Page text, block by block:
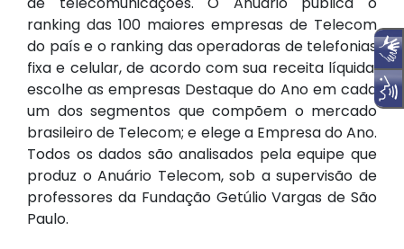
ranking das 100 maiores empresas de Telecom
do país e o ranking das operadoras de telefonias
fixa e celular, de acordo com sua receita líquida;
escolhe as empresas Destaque do Ano em cada
um dos segmentos que compõem o mercado
brasileiro de Telecom; e elege a Empresa do Ano.
Todos os dados são analisados pela equipe que
produz o Anuário Telecom, sob a supervisão de
professores da Fundação Getúlio Vargas de São
Paulo.